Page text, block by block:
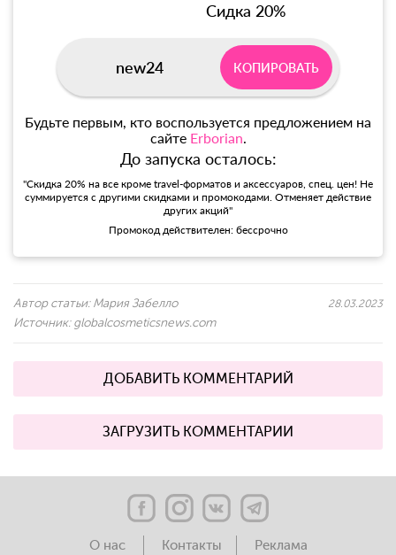
Сидка 20%
new24 КОПИРОВАТЬ
Будьте первым, кто воспользуется предложением на
сайте Erborian.
До запуска осталось:
"Скидка 20% на все кроме travel-форматов и аксессуаров, спец. цен! Не
суммируется с другими скидками и промокодами. Отменяет действие
других акций"
Промокод действителен: бессрочно
Автор статьи: Мария Забелло
Источник: globalcosmeticsnews.com
28.03.2023
ДОБАВИТЬ КОММЕНТАРИЙ
ЗАГРУЗИТЬ КОММЕНТАРИИ
О нас Контакты Реклама